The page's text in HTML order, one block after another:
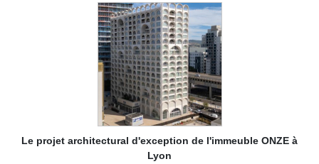
Le projet architectural d'exception de l'immeuble ONZE à
Lyon